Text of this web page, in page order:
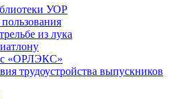
УОР
из лука
«ОРЛЭКС»
трудоустройства выпускников